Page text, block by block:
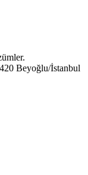
Beyoğlu/İstanbul